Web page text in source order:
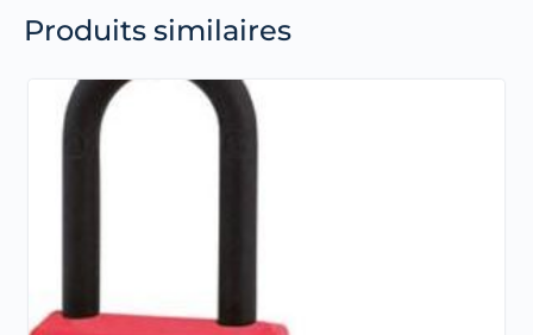
Produits similaires